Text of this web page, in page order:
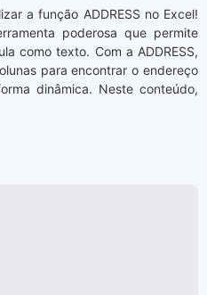
a função ADDRESS no Excel!
poderosa que permite
como texto. Com a ADDRESS,
para encontrar o endereço
dinâmica. Neste conteúdo,